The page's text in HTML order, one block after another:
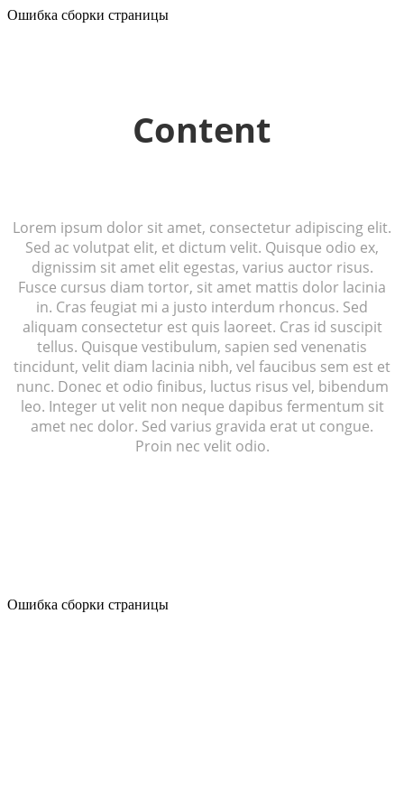
Ошибка сборки страницы
Content
Lorem ipsum dolor sit amet, consectetur adipiscing elit.
Sed ac volutpat elit, et dictum velit. Quisque odio ex,
dignissim sit amet elit egestas, varius auctor risus.
Fusce cursus diam tortor, sit amet mattis dolor lacinia
in. Cras feugiat mi a justo interdum rhoncus. Sed
aliquam consectetur est quis laoreet. Cras id suscipit
tellus. Quisque vestibulum, sapien sed venenatis
tincidunt, velit diam lacinia nibh, vel faucibus sem est et
nunc. Donec et odio finibus, luctus risus vel, bibendum
leo. Integer ut velit non neque dapibus fermentum sit
amet nec dolor. Sed varius gravida erat ut congue.
Proin nec velit odio.
Ошибка сборки страницы